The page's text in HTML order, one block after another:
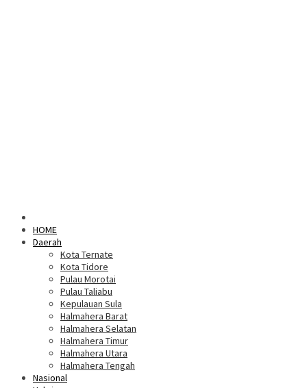
HOME
Daerah
Kota Ternate
Kota Tidore
Pulau Morotai
Pulau Taliabu
Kepulauan Sula
Halmahera Barat
Halmahera Selatan
Halmahera Timur
Halmahera Utara
Halmahera Tengah
Nasional